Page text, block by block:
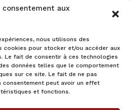
consentement aux
nous utilisons des
cookies pour stocker et/ou accéder aux
Le fait de consentir à ces technologies
données telles que le comportement
sur ce site. Le fait de ne pas
peut avoir un effet
et fonctions.
!
la mine